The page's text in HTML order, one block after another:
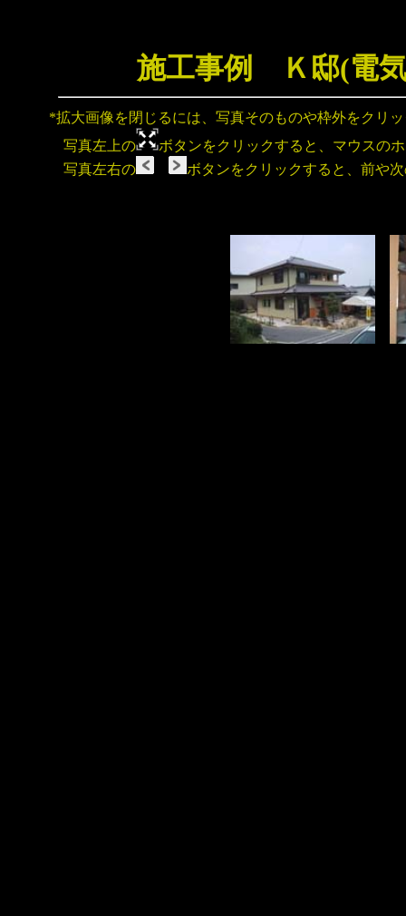
施工事例 Ｋ邸(電
*拡大画像を閉じるには、写真そのものや枠外をクリ
写真左上の
ボタンをクリックすると、マウスの
写真左右の
ボタンをクリックすると、前や